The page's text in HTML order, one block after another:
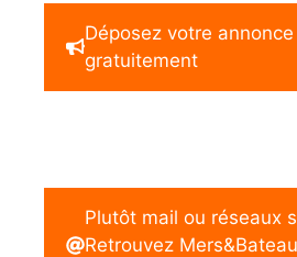
Déposez votre
gratuitement
Plutôt mail ou réseaux
Retrouvez